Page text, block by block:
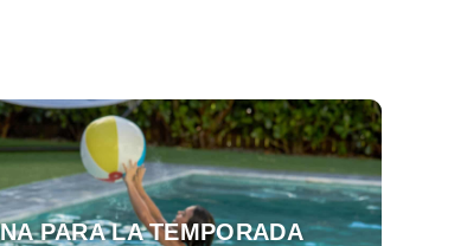
PARA LA TEMPORADA